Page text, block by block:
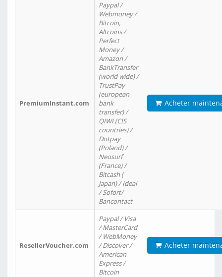
PremiumInstant.com
Paypal /
Webmoney /
Bitcoin,
Altcoins /
Perfect
Money /
Amazon /
BankTransfer
(world wide) /
TrustPay
(european
bank
transfer) /
QIWI (CIS
countries) /
Dotpay
(Poland) /
Neosurf
(France) /
Bitcash (
Japan) / Ideal
/ Sofort/
Bancontact
Acheter
ResellerVoucher.com
Paypal / Visa
/ MasterCard
/ WebMoney
/ Discover /
American
Express /
Bitcoin
Acheter